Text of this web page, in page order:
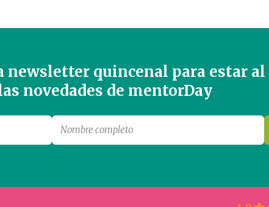
newsletter quincenal para estar al
novedades de mentorDay